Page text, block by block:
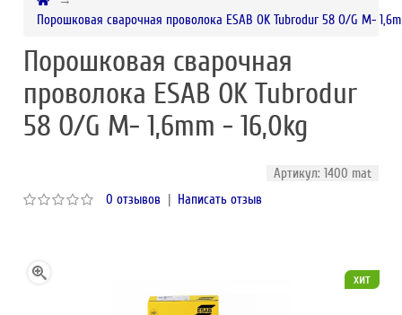
Порошковая сварочная проволока ESAB OK Tubrodur 58 O/G М-
Порошковая сварочная
проволока ESAB OK Tubrodur
58 O/G М- 1,6mm - 16,0kg
Артикул: 1400 mat
0 отзывов | Написать отзыв
хит